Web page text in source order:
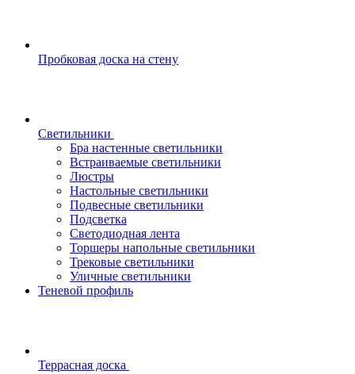
Пробковая доска на стену
Светильники
Бра настенные светильники
Встраиваемые светильники
Люстры
Настольные светильники
Подвесные светильники
Подсветка
Светодиодная лента
Торшеры напольные светильники
Трековые светильники
Уличные светильники
Теневой профиль
Террасная доска